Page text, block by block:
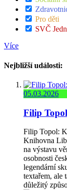
Pro děti
SVČ
Více
Nejbližší události:
05.03.2026
Filip
Filip Topol:
Knihovna
na výstavu
osobnosti
legendární
textařem, ale
důležitý